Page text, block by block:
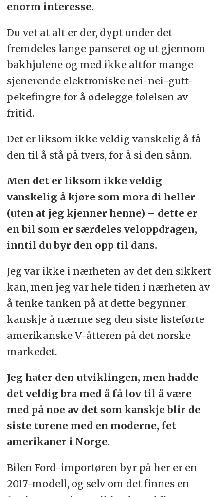
enorm interesse.
Du vet at alt er der, dypt under det
fremdeles lange panseret og ut gjennom
bakhjulene og med ikke altfor mange
sjenerende elektroniske nei-nei-gutt-
pekefingre for å ødelegge følelsen av
fritid.
Det er liksom ikke veldig vanskelig å få
den til å stå på tvers, for å si den sånn.
Men det er liksom ikke veldig
vanskelig å kjøre som mora di heller
(uten at jeg kjenner henne) – dette er
en bil som er særdeles veloppdragen,
inntil du byr den opp til dans.
Jeg var ikke i nærheten av det den sikkert
kan, men jeg var hele tiden i nærheten av
å tenke tanken på at dette begynner
kanskje å nærme seg den siste listeførte
amerikanske V-åtteren på det norske
markedet.
Jeg hater den utviklingen, men hadde
det veldig bra med å få lov til å være
med på noe av det som kanskje blir de
siste turene med en moderne, fet
amerikaner i Norge.
Bilen Ford-importøren byr på her er en
2017-modell, og selv om det finnes en